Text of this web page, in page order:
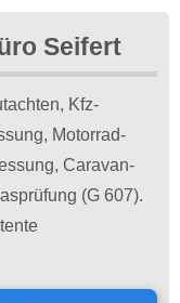
Seifert
Kfz-
Motorrad-
Caravan-
(G 607).